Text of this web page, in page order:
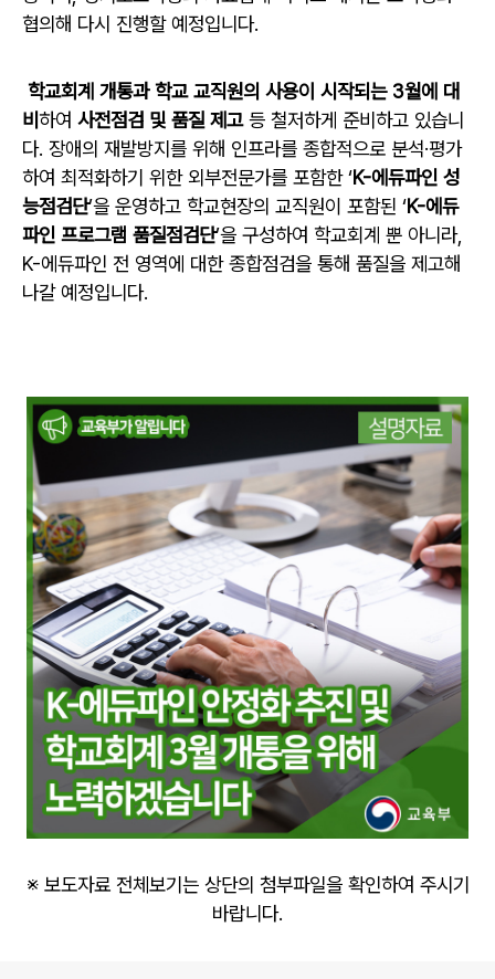
협의해 다시 진행할 예정입니다.
학교회계 개통과 학교 교직원의 사용이 시작되는 3월에 대
비 하여 사전점검 및 품질 제고등 철저하게 준비하고 있습니
다. 장애의 재발방지를 위해 인프라를 종합적으로 분석·평가
하여 최적화하기 위한 외부전문가를 포함한 ‘K-에듀파인 성
능점검단’을 운영하고 학교현장의 교직원이 포함된 ‘K-에듀
파인 프로그램 품질점검단’을 구성하여 학교회계 뿐 아니라,
K-에듀파인 전 영역에 대한 종합점검을 통해 품질을 제고해
나갈 예정입니다.
※ 보도자료 전체보기는 상단의 첨부파일을 확인하여 주시기
바랍니다.